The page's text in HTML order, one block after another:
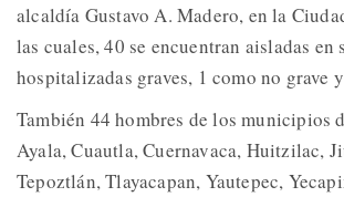
alcaldía Gustavo A. Madero, en la
las cuales, 40 se encuentran aisladas en
hospitalizadas graves, 1 como no grave
También 44 hombres de los municipios
Ayala, Cuautla, Cuernavaca, Huitzilac,
Tepoztlán, Tlayacapan, Yautepec,